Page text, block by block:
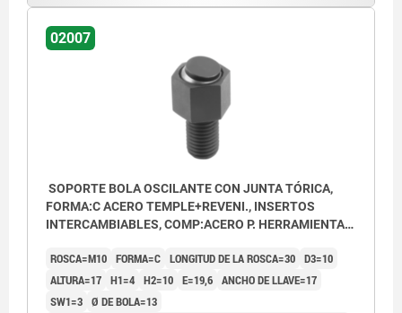
Forma F: pinza aplanada, con acanaladura
Forma K: inserto POM aplanado, plano
Forma M: pinza aplanada, con acanaladura
Forma O: inserto de acero inoxidable con
superficie de diamante
Forma P: inserto de acero inoxidable con
02007
SOPORTE BOLA OSCILANTE CON JUNTA TÓRICA,
FORMA:C ACERO TEMPLE+REVENI., INSERTOS
INTERCAMBIABLES, COMP:ACERO P. HERRAMIENTAS,
ROSCA=M10 FORMA=C LONGITUD DE LA ROSCA=30 D3=10
ALTURA=17 H1=4 H2=10 E=19,6 ANCHO DE LLAVE=17
SW1=3 Ø DE BOLA=13